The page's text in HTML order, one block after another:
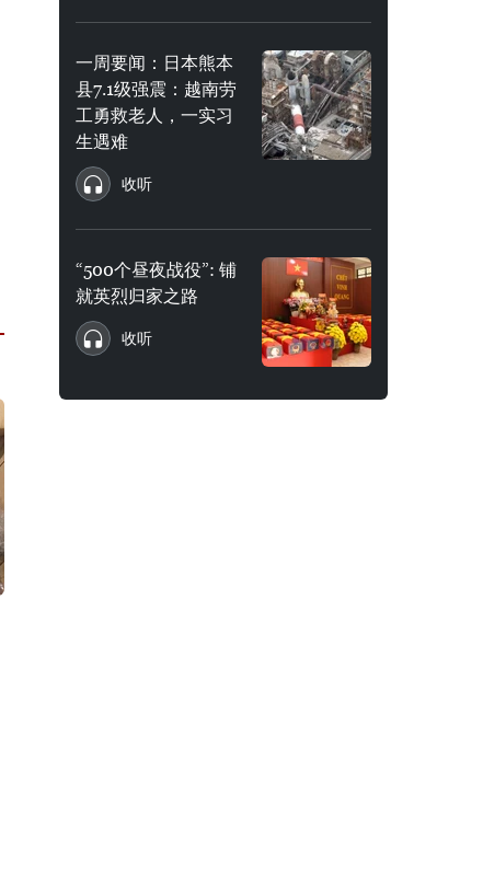
一周要闻：日本熊本
县7.1级强震：越南劳
工勇救老人，一实习
生遇难
收听
“500个昼夜战役”: 铺
就英烈归家之路
收听